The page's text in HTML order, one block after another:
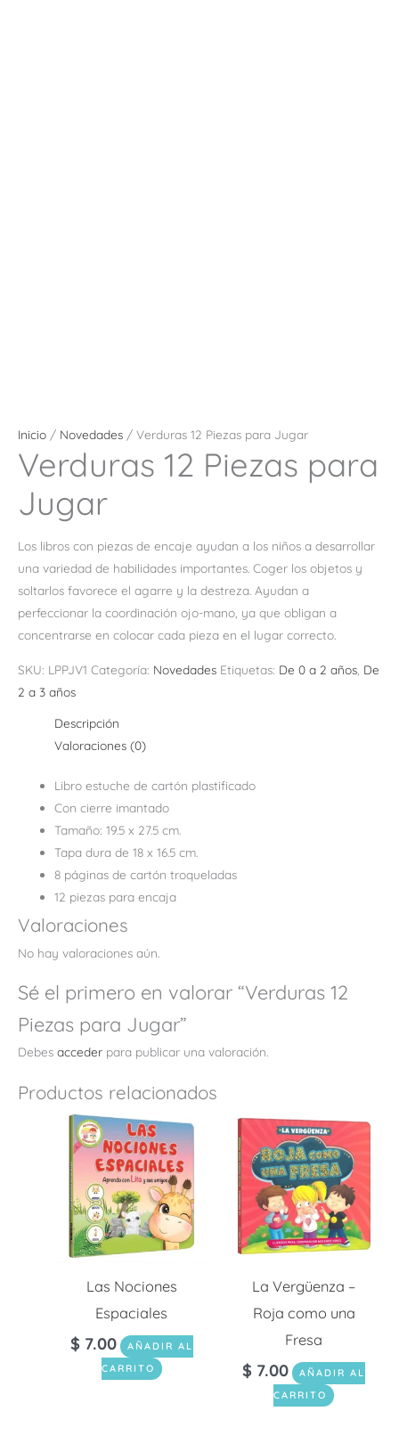
Inicio / Novedades / Verduras 12 Piezas para Jugar
Verduras 12 Piezas para
Jugar
Los libros con piezas de encaje ayudan a los niños a desarrollar
una variedad de habilidades importantes. Coger los objetos y
soltarlos favorece el agarre y la destreza. Ayudan a
perfeccionar la coordinación ojo-mano, ya que obligan a
concentrarse en colocar cada pieza en el lugar correcto.
SKU: LPPJV1 Categoría: Novedades Etiquetas: De 0 a 2 años De
2 a 3 años
Descripción
Valoraciones (0)
Libro estuche de cartón plastificado
Con cierre imantado
Tamaño: 19.5 x 27.5 cm.
Tapa dura de 18 x 16.5 cm.
8 páginas de cartón troqueladas
12 piezas para encaja
Valoraciones
No hay valoraciones aún.
Sé el primero en valorar “Verduras 12
Piezas para Jugar”
Debes acceder para publicar una valoración.
Productos relacionados
Las Nociones
Espaciales
$ 7.00
AÑADIR AL
CARRITO
La Vergüenza –
Roja como una
Fresa
$ 7.00
AÑADIR AL
CARRITO